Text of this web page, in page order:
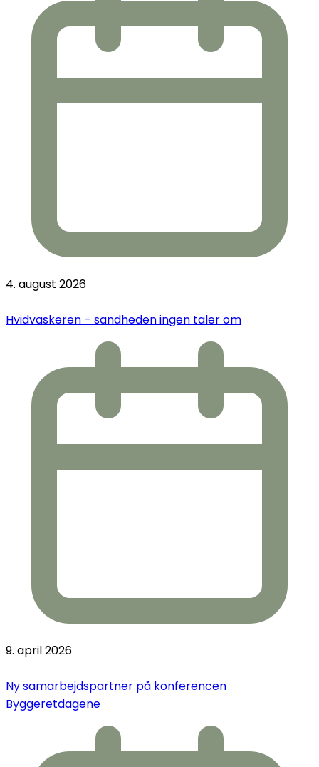
4. august 2026
Hvidvaskeren – sandheden ingen taler om
9. april 2026
Ny samarbejdspartner på konferencen
Byggeretdagene